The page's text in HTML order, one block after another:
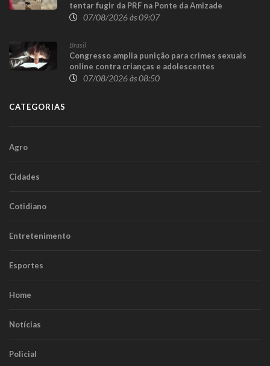
tentar fugir da PRF na Ponte da Amizade
07/08/2026 às 09:07
Brasil
Congresso amplia punição para crimes sexuais
online contra crianças e adolescentes
07/08/2026 às 08:50
CATEGORIAS
Agro
Cidades
Cotidiano
Entretenimento
Esportes
Home
Notícias
Policial